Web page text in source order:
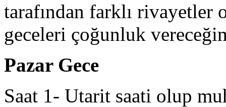
tarafından farklı rivayetler
geceleri çoğunluk
Pazar Gece
Saat 1- Utarit saati olup